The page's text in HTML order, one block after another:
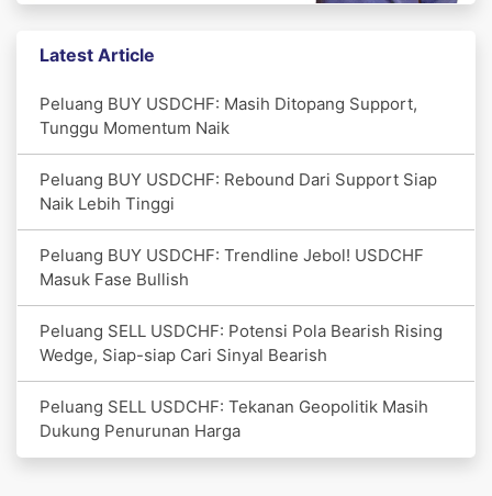
Latest Article
Peluang BUY USDCHF: Masih Ditopang Support,
Tunggu Momentum Naik
Peluang BUY USDCHF: Rebound Dari Support Siap
Naik Lebih Tinggi
Peluang BUY USDCHF: Trendline Jebol! USDCHF
Masuk Fase Bullish
Peluang SELL USDCHF: Potensi Pola Bearish Rising
Wedge, Siap-siap Cari Sinyal Bearish
Peluang SELL USDCHF: Tekanan Geopolitik Masih
Dukung Penurunan Harga